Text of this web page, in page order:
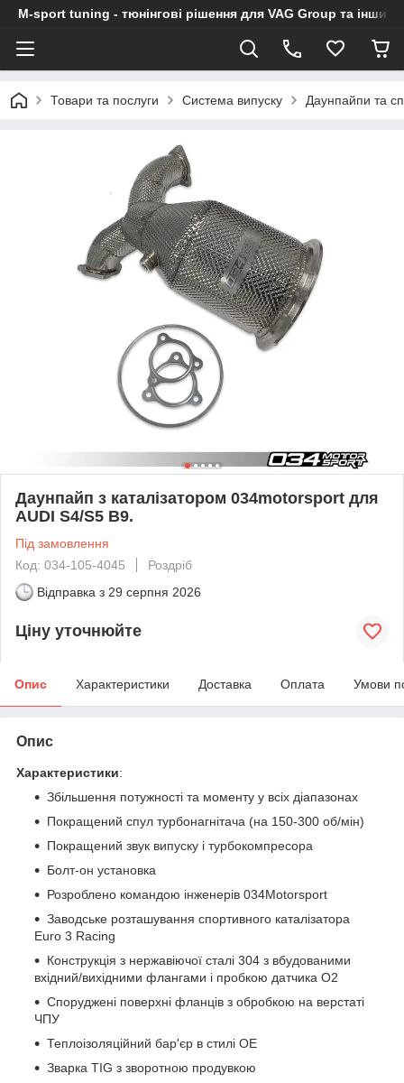
M-sport tuning - тюнінгові рішення для VAG Group та інших
Товари та послуги Система випуску Даунпайпи та
Даунпайп з каталізатором 034motorsport для
AUDI S4/S5 B9.
Під замовлення
Код: 034-105-4045
Роздріб
Відправка з 29 серпня 2026
Ціну уточнюйте
Опис Характеристики Доставка Оплата Умови
Опис
Характеристики:
Збільшення потужності та моменту у всіх діапазонах
Покращений спул турбонагнітача (на 150-300 об/мін)
Покращений звук випуску і турбокомпресора
Болт-он установка
Розроблено командою інженерів 034Motorsport
Заводське розташування спортивного каталізатора
Euro 3 Racing
Конструкція з нержавіючої сталі 304 з вбудованими
вхідний/вихідними флангами і пробкою датчика O2
Споруджені поверхні фланців з обробкою на верстаті
ЧПУ
Теплоізоляційний бар'єр в стилі OE
Зварка TIG з зворотною продувкою